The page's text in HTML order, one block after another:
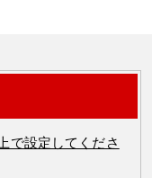
で設定してくださ